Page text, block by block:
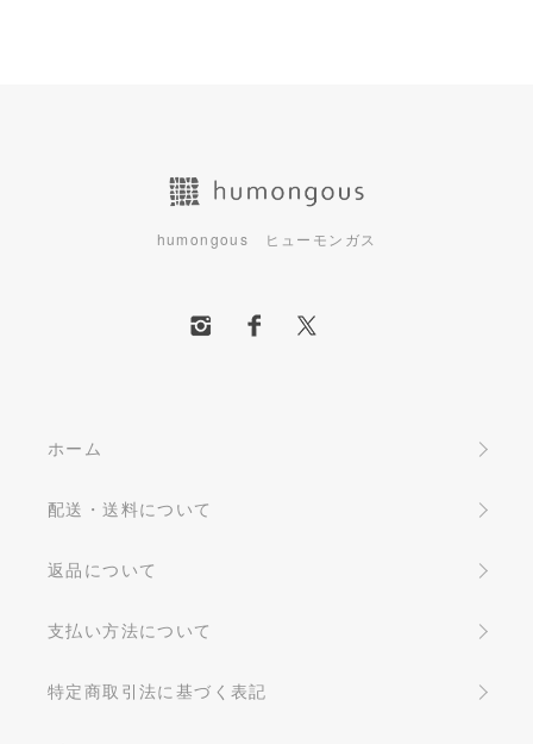
humongous ヒューモンガス
ホーム
配送・送料について
返品について
支払い方法について
特定商取引法に基づく表記